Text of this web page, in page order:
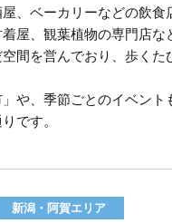
、ベーカリーなどの飲
屋、観葉植物の専門店
間を営んでおり、歩くた
や、季節ごとのイベン
です。
新潟・阿賀エリア